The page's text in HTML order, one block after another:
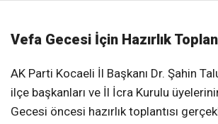
Vefa Gecesi İçin Hazırlık
AK Parti Kocaeli İl Başkanı Dr. Şahin
ilçe başkanları ve İl İcra Kurulu
Gecesi öncesi hazırlık toplantısı